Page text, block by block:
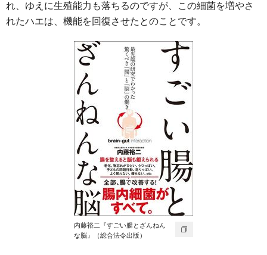
れ、ゆえに生殖能力も落ちるのですが、この細菌を増やさ
れたハエは、機能を回復させたとのことです。
内藤裕二『すごい腸とざんねん
な脳』（総合法令出版）